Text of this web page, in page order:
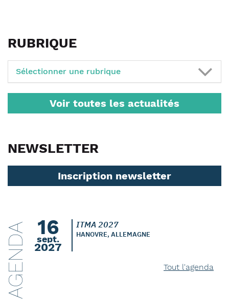
RUBRIQUE
Sélectionner une rubrique
Voir toutes les actualités
NEWSLETTER
Inscription newsletter
AGENDA 16
sept.
2027
ITMA 2027
HANOVRE, ALLEMAGNE
Tout l'agenda